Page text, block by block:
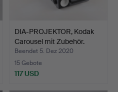
DIA-PROJEKTOR, Kodak
Carousel mit Zubehör.
Beendet 5. Dez 2020
15 Gebote
117 USD